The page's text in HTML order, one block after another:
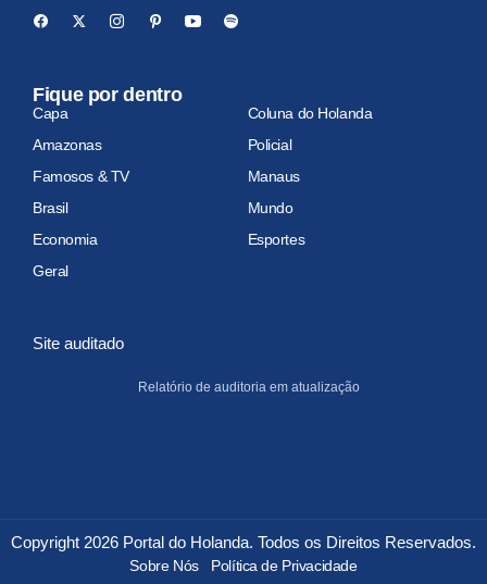
Fique por dentro
Capa
Coluna do Holanda
Amazonas
Policial
Famosos & TV
Manaus
Brasil
Mundo
Economia
Esportes
Geral
Site auditado
Relatório de auditoria em atualização
Copyright 2026 Portal do Holanda. Todos os Direitos Reservados.
Sobre Nós Política de Privacidade